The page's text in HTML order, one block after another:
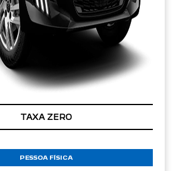
TAXA ZERO
PESSOA FÍSICA